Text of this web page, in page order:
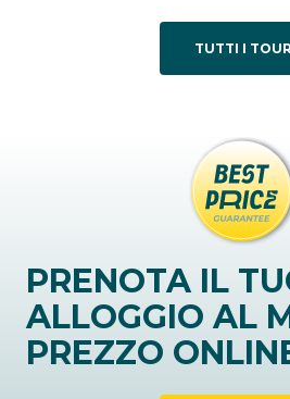
TUTTI I TOUR
PRENOTA IL
ALLOGGIO AL
PREZZO